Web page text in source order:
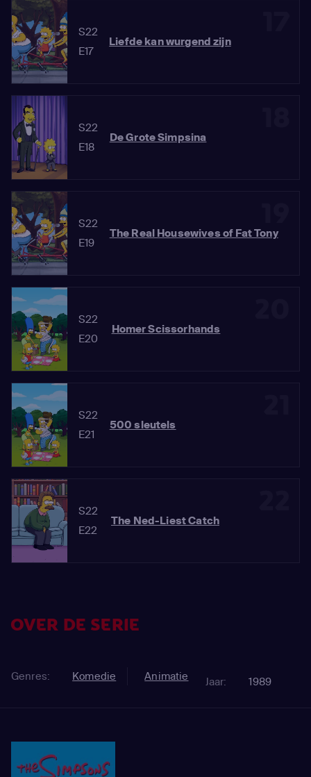
S22
E17
Liefde kan wurgend zijn
S22
E18
De Grote Simpsina
S22
E19
The Real Housewives of Fat Tony
S22
E20
Homer Scissorhands
S22
E21
500 sleutels
S22
E22
The Ned-Liest Catch
OVER DE SERIE
Genres: Komedie Animatie Jaar: 1989